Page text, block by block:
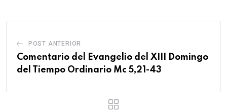
POST ANTERIOR
Comentario del Evangelio del XIII Domingo
del Tiempo Ordinario Mc 5,21-43